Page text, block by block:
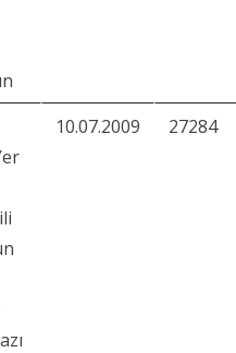
10.07.2009 27284